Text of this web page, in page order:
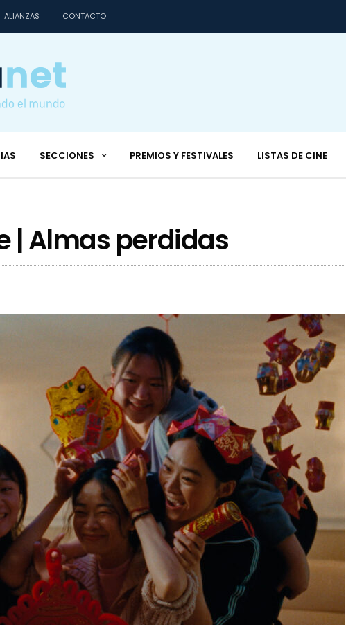
ALIANZAS CONTACTO
SECCIONES PREMIOS Y FESTIVALES LISTAS DE CINE
| Almas perdidas